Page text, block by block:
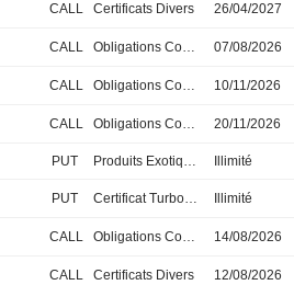
CALL Certificats Divers 26/04/2027
CALL Obligations Convertibles 07/08/2026
CALL Obligations Convertibles 10/11/2026
CALL Obligations Convertibles 20/11/2026
PUT Produits Exotiques Illimité
PUT Certificat Turbo Stop Loss Illimité
CALL Obligations Convertibles 14/08/2026
CALL Certificats Divers 12/08/2026